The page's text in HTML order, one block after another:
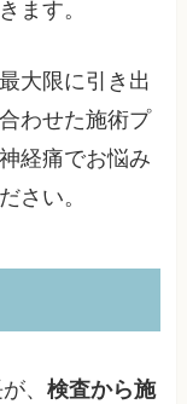
ます。
大限に引き出
わせた施術プ
経痛でお悩み
さい。
、検査から施